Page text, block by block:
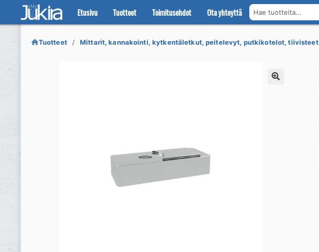
Etusivu Tuotteet Toimitusehdot Ota yhteyttä Hae tuotteita...
Siirry
navigointiin
Siirry
sisältöön
Tuotteet Mittarit, kannakointi, kytkentäletkut, peitelevyt, putkikotelot, tiivisteet